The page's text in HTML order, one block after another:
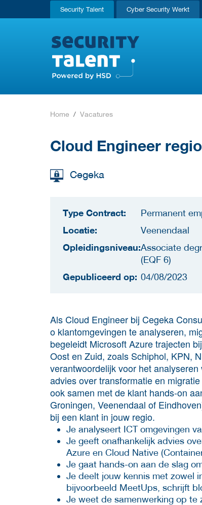
Security Talent Cyber Security Werkt
Home Vacatures
Cloud Engineer
Cegeka
Type Contract: Permanent
Locatie: Veenendaal
Opleidingsniveau:Associate
(EQF 6)
Gepubliceerd op: 04/08/2023
Als Cloud Engineer bij Cegeka
o klantomgevingen te analyseren,
begeleidt Microsoft Azure trajecten
Oost en Zuid, zoals Schiphol, KPN,
verantwoordelijk voor het
advies over transformatie en
ook samen met de klant hands-on
Groningen, Veenendaal of
bij een klant in jouw regio.
Je analyseert ICT omgevingen
Je geeft onafhankelijk advies
Azure en Cloud Native
Je gaat hands-on aan de slag
Je deelt jouw kennis met zowel
bijvoorbeeld MeetUps, schrijft
Je weet de samenwerking op te